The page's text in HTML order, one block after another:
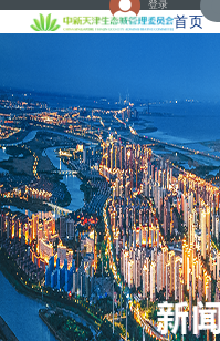
登录
首页